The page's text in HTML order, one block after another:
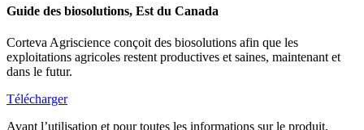
Guide des biosolutions, Est du Canada
Corteva Agriscience conçoit des biosolutions afin que les
exploitations agricoles restent productives et saines, maintenant et
dans le futur.
Télécharger
Avant l’utilisation et pour toutes les informations sur le produit,